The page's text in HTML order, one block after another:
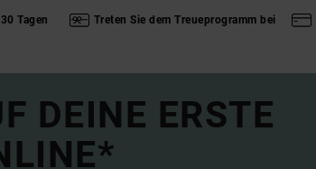
Tagen Treten Sie dem Treueprogramm bei
DEINE ERSTE